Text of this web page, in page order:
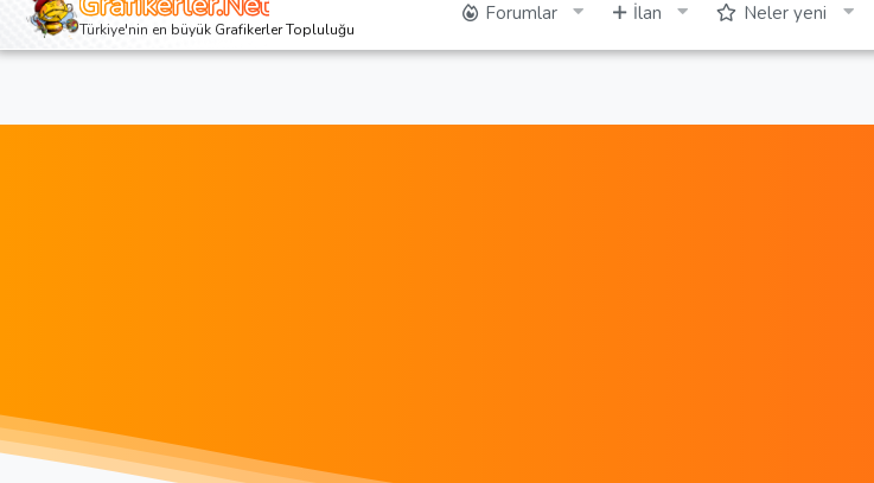
Türkiye'nin en büyük Grafikerler Topluluğu
Forumlar İlan Neler yeni